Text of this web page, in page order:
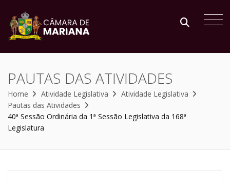
PAUTAS DAS ATIVIDADES
Home Atividade Legislativa
Atividade Legislativa
Pautas das Atividades
40ª Sessão Ordinária da 1ª Sessão Legislativa da 168ª
Legislatura